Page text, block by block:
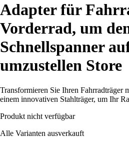
Adapter für
Vorderrad, um
Schnellspanner
umzustellen Store
Transformieren Sie Ihren Fahrradträger
einem innovativen Stahlträger, um Ihr
Produkt nicht verfügbar
Alle Varianten ausverkauft